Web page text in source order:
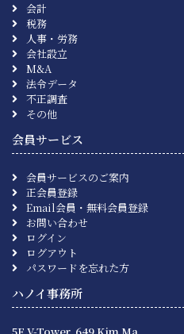
会計
税務
人事・労務
会社設立
M&A
法令データ
不正調査
その他
会員サービス
会員サービスのご案内
正会員登録
Email会員・無料会員登録
お問い合わせ
ログイン
ログアウト
パスワードを忘れた方
ハノイ事務所